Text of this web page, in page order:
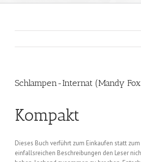
Schlampen-Internat (Mandy
Kompakt
Dieses Buch verführt zum Einkaufen statt
einfallsreichen Beschreibungen den Leser